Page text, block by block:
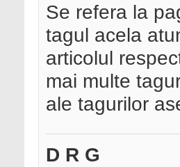
Se refera la
tagul acela
articolul
mai multe
ale tagurilor
D R G